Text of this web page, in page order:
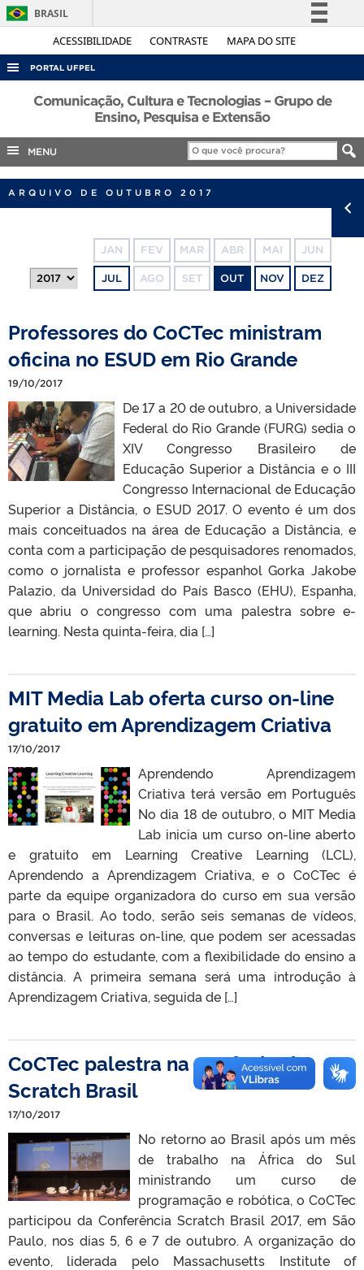
ACESSIBILIDADE CONTRASTE MAPA DO SITE
BRASIL
Simplifique!
Acesso à informação
Legislação
Canais
PORTAL UFPEL
ACESSO À INFORMAÇÃO
COBALTO
CONCURSOS
PORTARIAS
Comunicação, Cultura e Tecnologias – Grupo de
Ensino, Pesquisa e Extensão
MENU
ARQUIVO DE OUTUBRO 2017
JAN FEV MAR ABR MAI JUN
JUL AGO SET OUT NOV DEZ
Professores do CoCTec ministram
oficina no ESUD em Rio Grande
19/10/2017
De 17 a 20 de outubro, a Universidade
Federal do Rio Grande (FURG) sedia o
XIV Congresso Brasileiro de
Educação Superior a Distância e o III
Congresso Internacional de Educação
Superior a Distância, o ESUD 2017. O evento é um dos
mais conceituados na área de Educação a Distância, e
conta com a participação de pesquisadores renomados,
como o jornalista e professor espanhol Gorka Jakobe
Palazio, da Universidad do País Basco (EHU), Espanha,
que abriu o congresso com uma palestra sobre e-
learning. Nesta quinta-feira, dia […]
MIT Media Lab oferta curso on-line
gratuito em Aprendizagem Criativa
17/10/2017
Aprendendo Aprendizagem
Criativa terá versão em Português
No dia 18 de outubro, o MIT Media
Lab inicia um curso on-line aberto
e gratuito em Learning Creative Learning (LCL),
Aprendendo a Aprendizagem Criativa, e o CoCTec é
parte da equipe organizadora do curso em sua versão
para o Brasil. Ao todo, serão seis semanas de vídeos,
conversas e leituras on-line, que podem ser acessadas
ao tempo do estudante, com a flexibilidade do ensino a
distância. A primeira semana será uma introdução à
Aprendizagem Criativa, seguida de […]
CoCTec palestra na Conferência
Scratch Brasil
17/10/2017
No retorno ao Brasil após um mês
de trabalho na África do Sul
ministrando um curso de
programação e robótica, o CoCTec
participou da Conferência Scratch Brasil 2017, em São
Paulo, nos dias 5, 6 e 7 de outubro. A organização do
evento, liderada pelo Massachusetts Institute of